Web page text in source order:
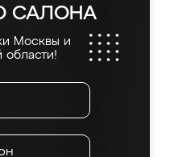
САЛОНА
Москвы и
области!